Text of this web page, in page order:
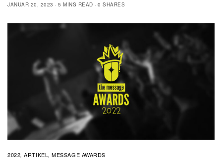
JANUAR 20, 2023
5 MINS READ 0 SHARES
2022,ARTIKEL,MESSAGE AWARDS